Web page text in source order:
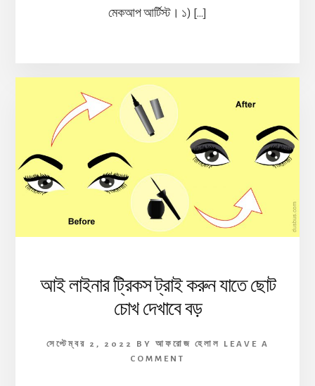
মেকআপ আর্টিস্ট। ১) […]
আই লাইনার ট্রিকস ট্রাই করুন যাতে ছোট
চোখ দেখাবে বড়
সেপ্টেম্বর 2, 2022 BY আফরোজ হেলাল
LEAVE A
COMMENT